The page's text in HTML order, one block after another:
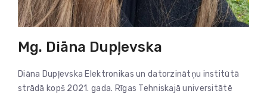
Mg. Diāna Dupļevska
Diāna Dupļevska Elektronikas un datorzinātņu institūtā
strādā kopš 2021. gada. Rīgas Tehniskajā universitātē